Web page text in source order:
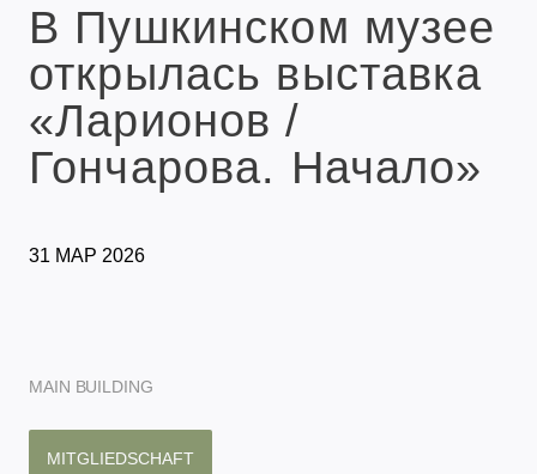
В Пушкинском музее
открылась выставка
«Ларионов /
Гончарова. Начало»
31 МАР 2026
MAIN BUILDING
MITGLIEDSCHAFT